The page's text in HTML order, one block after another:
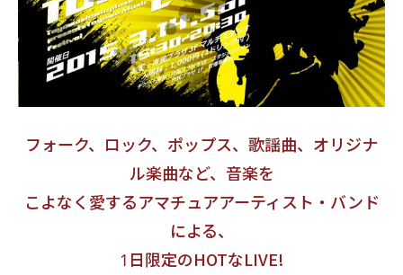
フォーク、ロック、ポップス、歌謡曲、オリジナ
ル楽曲など、音楽を
こよなく愛するアマチュアアーティスト・バンド
による、
1日限定のHOTなLIVE!